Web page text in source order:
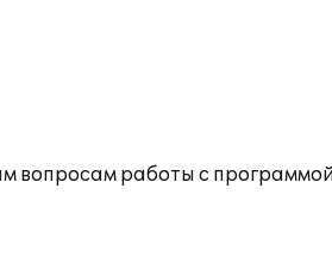
вопросам работы с